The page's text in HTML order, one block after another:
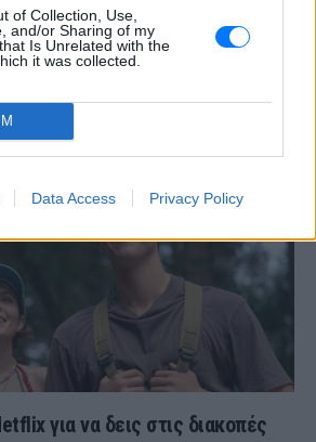
of Collection, Use,
and/or Sharing of my
Is Unrelated with the
it was collected.
Data Access Privacy Policy
Η κωμωδία που σατίρισε τον
νεοπλουτισμό και παραμένει
ΠΡΟΧΤΈΣ
108 επεισόδια γέλιου: Η σειρά του Χάρη
Ρώμα που αξίζει να δούμε ξανά στις
για να δεις στις διακοπές